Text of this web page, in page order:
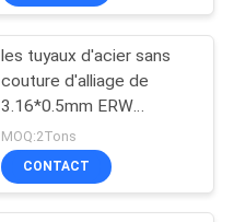
les tuyaux d'acier sans
couture d'alliage de
3.16*0.5mm ERW
cuivrent le tube enduit
de compresseur de
Bundy
MOQ:2Tons
CONTACT